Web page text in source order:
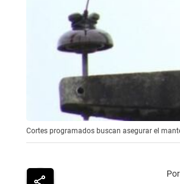
Cortes programados buscan asegurar el